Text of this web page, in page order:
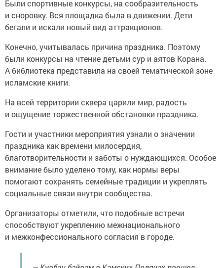
Были спортивные конкурсы, на сообразительность
и сноровку. Вся площадка была в движении. Дети
бегали и искали новый вид аттракционов.
Конечно, учитывалась причина праздника. Поэтому
были конкурсы на чтение детьми сур и аятов Корана.
А библиотека представила на своей тематической зоне
исламские книги.
На всей территории сквера царили мир, радость
и ощущение торжественной обстановки праздника.
Гости и участники мероприятия узнали о значении
праздника как времени милосердия,
благотворительности и заботы о нуждающихся. Особое
внимание было уделено тому, как нормы веры
помогают сохранять семейные традиции и укреплять
социальные связи внутри сообщества.
Организаторы отметили, что подобные встречи
способствуют укреплению межнационального
и межконфессионального согласия в городе.